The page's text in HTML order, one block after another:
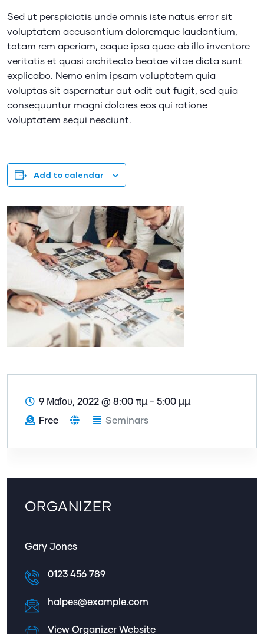
Sed ut perspiciatis unde omnis iste natus error sit
voluptatem accusantium doloremque laudantium,
totam rem aperiam, eaque ipsa quae ab illo inventore
veritatis et quasi architecto beatae vitae dicta sunt
explicabo. Nemo enim ipsam voluptatem quia
voluptas sit aspernatur aut odit aut fugit, sed quia
consequuntur magni dolores eos qui ratione
voluptatem sequi nesciunt.
Add to calendar
9 Μαΐου, 2022 @ 8:00 πμ - 5:00 μμ
Free
Seminars
ORGANIZER
Gary Jones
0123 456 789
halpes@example.com
View Organizer Website